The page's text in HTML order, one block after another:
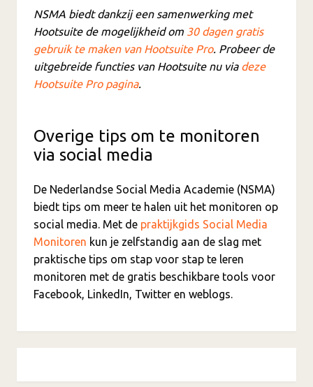
NSMA biedt dankzij een samenwerking met
Hootsuite de mogelijkheid om 30 dagen gratis
gebruik te maken van Hootsuite Pro. Probeer de
uitgebreide functies van Hootsuite nu via deze
Hootsuite Pro pagina.
Overige tips om te monitoren
via social media
De Nederlandse Social Media Academie (NSMA)
biedt tips om meer te halen uit het monitoren op
social media. Met de praktijkgids Social Media
Monitoren kun je zelfstandig aan de slag met
praktische tips om stap voor stap te leren
monitoren met de gratis beschikbare tools voor
Facebook, LinkedIn, Twitter en weblogs.